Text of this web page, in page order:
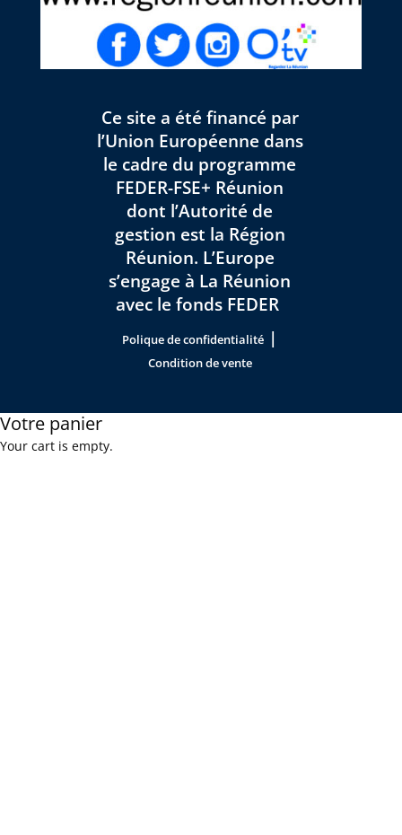
Ce site a été financé par
l’Union Européenne dans
le cadre du programme
FEDER-FSE+ Réunion
dont l’Autorité de
gestion est la Région
Réunion. L’Europe
s’engage à La Réunion
avec le fonds FEDER
Polique de confidentialité |
Condition de vente
Votre panier
Your cart is empty.